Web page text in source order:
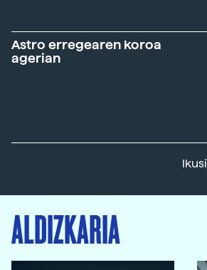
Astro erregearen koroa
agerian
ALDIZKARIA